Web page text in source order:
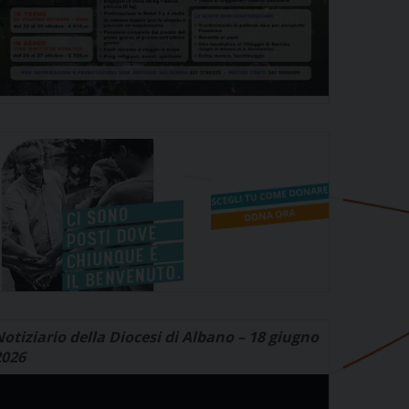
della Diocesi di Albano – 18 giugno